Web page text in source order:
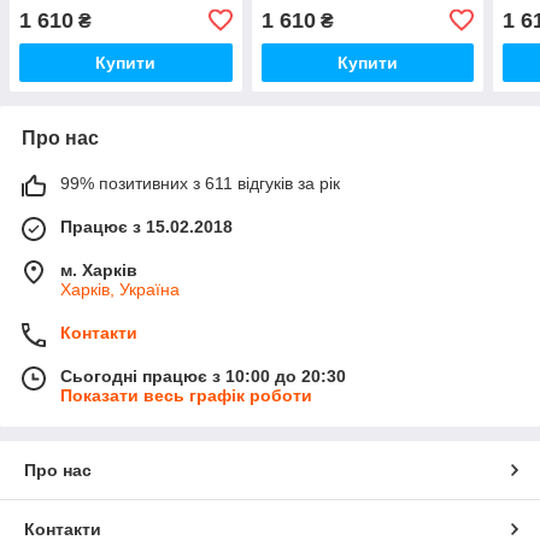
1 610 ₴
Купити
1 610₴
Купити
1
Про нас
99% позитивних з 611 відгуків за рік
Працює з 15.02.2018
м. Харків
Харків, Україна
Контакти
Сьогодні працює з 10:00 до 20:30
Показати весь графік роботи
Про нас
Контакти